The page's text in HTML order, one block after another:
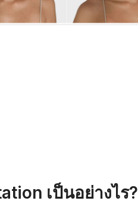
เป็นอย่างไร?